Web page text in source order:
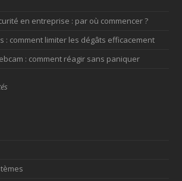
en entreprise : par où commencer ?
: comment limiter les dégâts efficacement
: comment réagir sans paniquer